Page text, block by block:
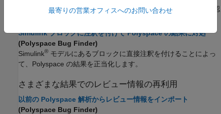
既知の問題を正当化するための Polyspace コード注釈構文を確認
Simulink ブロックに注釈を付けて Polyspace の結果に対処
(Polyspace Bug Finder)
Simulink® モデルにあるブロックに直接注釈を付けることによっ
て、Polyspace の結果を正当化します。
さまざまな結果でのレビュー情報の再利用
以前の Polyspace 解析からレビュー情報をインポート
(Polyspace Bug Finder)
最寄りの営業オフィスへのお問い合わせ